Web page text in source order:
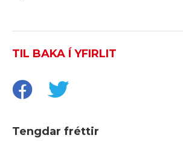
TIL BAKA Í YFIRLIT
Tengdar fréttir